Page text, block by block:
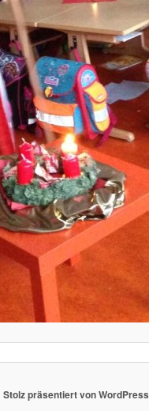
Stolz präsentiert von WordPress